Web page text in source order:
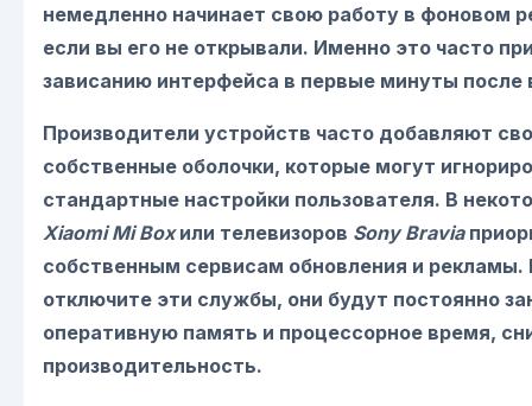
немедленно начинает свою работу в фоновом
если вы его не открывали. Именно это часто
зависанию интерфейса в первые минуты после
Производители устройств часто добавляют
собственные оболочки, которые могут
стандартные настройки пользователя. В
Xiaomi Mi Boxили телевизоров Sony Bravia
собственным сервисам обновления и рекламы.
отключите эти службы, они будут постоянно
оперативную память и процессорное время,
производительность.